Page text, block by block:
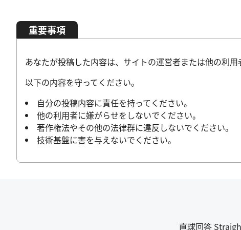
重要事項
あなたが投稿した内容は、サイトの運営者または他の利
以下の内容を守ってください。
自分の投稿内容に責任を持ってください。
他の利用者に嫌がらせをしないでください。
著作権法やその他の法律群に違反しないでください。
技術基盤に害を与えないでください。
直球回答